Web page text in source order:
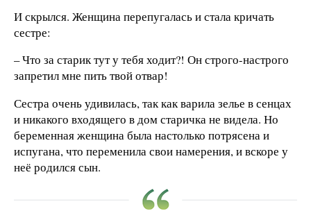
И скрылся. Женщина перепугалась и стала кричать
сестре:
– Что за старик тут у тебя ходит?! Он строго-настрого
запретил мне пить твой отвар!
Сестра очень удивилась, так как варила зелье в сенцах
и никакого входящего в дом старичка не видела. Но
беременная женщина была настолько потрясена и
испугана, что переменила свои намерения, и вскоре у
неё родился сын.